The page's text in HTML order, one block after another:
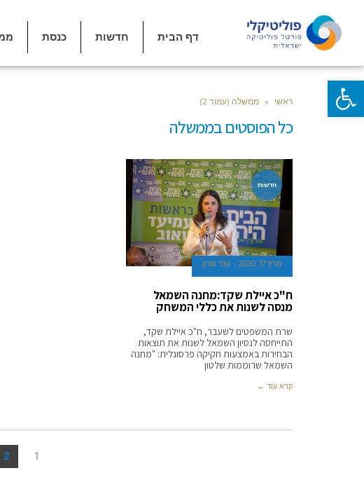
דף הבית חדשות כנסת
ראשי » ממשלה (עמוד 2)
כל הפוסטים בממשלה
חדשות
מרץ 17, 2020 עמי שרון
ח"כ איילת שקד:מחנה השמאל
מנסה לשנות את כללי המשחק
שרת המשפטים לשעבר, ח"כ איילת שקד,
התייחסה לנסיון השמאל לשנות את תוצאות
הבחירות באמצעות חקיקה פרסונלית: "מחנה
השמאל שרוממות שלטון
קרא עוד ←
1
2
פתח סרגל נגישות